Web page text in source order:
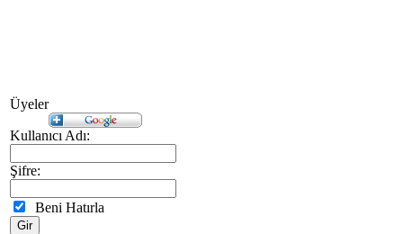
Üyeler
Kullanıcı Adı:
Şifre:
Beni Hatırla